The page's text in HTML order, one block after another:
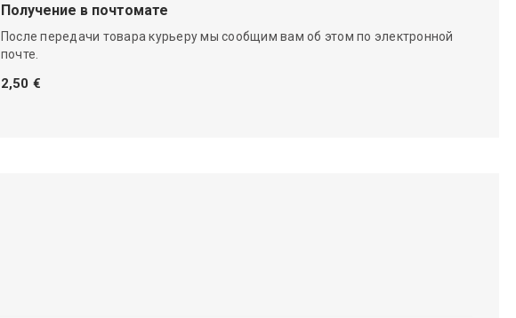
Получение в почтомате
После передачи товара курьеру мы сообщим вам об этом по электронной
почте.
2,50 €